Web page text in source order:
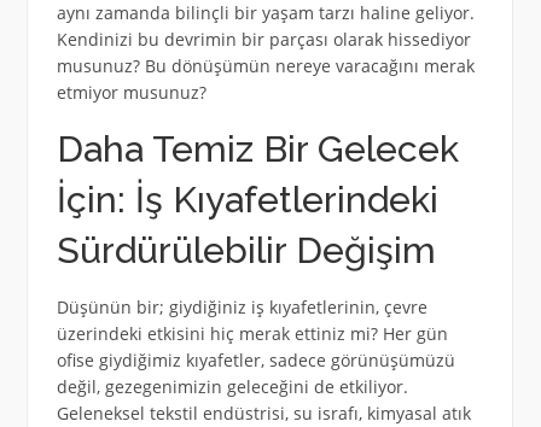
aynı zamanda bilinçli bir yaşam tarzı haline geliyor.
Kendinizi bu devrimin bir parçası olarak hissediyor
musunuz? Bu dönüşümün nereye varacağını merak
etmiyor musunuz?
Daha Temiz Bir Gelecek
İçin: İş Kıyafetlerindeki
Sürdürülebilir Değişim
Düşünün bir; giydiğiniz iş kıyafetlerinin, çevre
üzerindeki etkisini hiç merak ettiniz mi? Her gün
ofise giydiğimiz kıyafetler, sadece görünüşümüzü
değil, gezegenimizin geleceğini de etkiliyor.
Geleneksel tekstil endüstrisi, su israfı, kimyasal atık